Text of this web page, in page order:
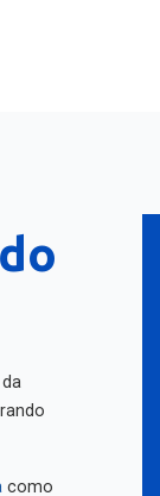
da
como